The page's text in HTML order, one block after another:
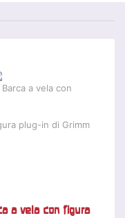
a vela con figura